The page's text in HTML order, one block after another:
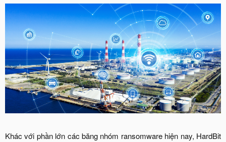
Khác với phần lớn các băng nhóm ransomware hiện nay, HardBit